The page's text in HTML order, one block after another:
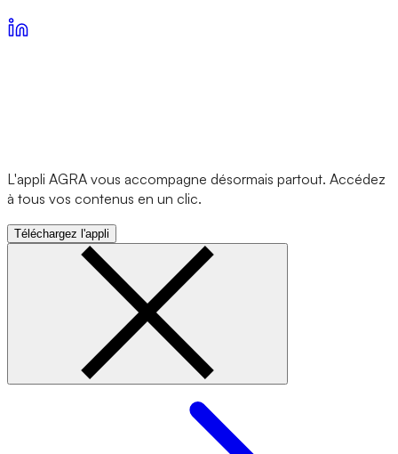
L'appli AGRA vous accompagne désormais partout. Accédez
à tous vos contenus en un clic.
Téléchargez l'appli